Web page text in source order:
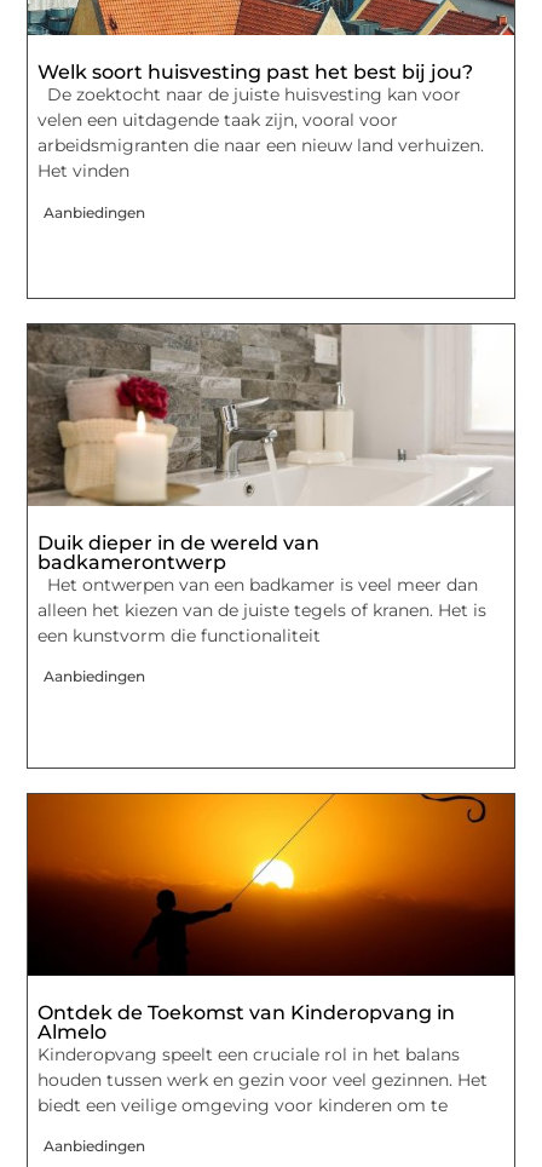
Welk soort huisvesting past het best bij jou?
De zoektocht naar de juiste huisvesting kan voor
velen een uitdagende taak zijn, vooral voor
arbeidsmigranten die naar een nieuw land verhuizen.
Het vinden
Aanbiedingen
Duik dieper in de wereld van
badkamerontwerp
Het ontwerpen van een badkamer is veel meer dan
alleen het kiezen van de juiste tegels of kranen. Het is
een kunstvorm die functionaliteit
Aanbiedingen
Ontdek de Toekomst van Kinderopvang in
Almelo
Kinderopvang speelt een cruciale rol in het balans
houden tussen werk en gezin voor veel gezinnen. Het
biedt een veilige omgeving voor kinderen om te
Aanbiedingen